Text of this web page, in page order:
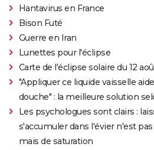
Hantavirus en France
Bison Futé
Guerre en Iran
Lunettes pour l'éclipse
Carte de l'éclipse solaire du 12
"Appliquer ce liquide vaisselle
douche" : la meilleure solution
Les psychologues sont clairs :
s'accumuler dans l'évier n'est
mais de saturation